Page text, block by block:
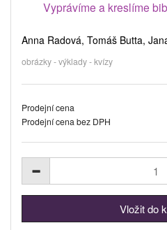
Vyprávíme a kreslíme
Anna Radová, Tomáš Butta,
obrázky - výklady - kvízy
Prodejní cena
Prodejní cena bez DPH